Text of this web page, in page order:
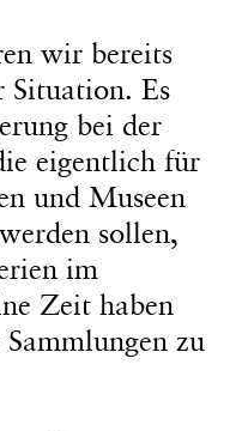
wir bereits
Situation. Es
bei der
eigentlich für
und Museen
sollen,
im
Zeit haben
zu